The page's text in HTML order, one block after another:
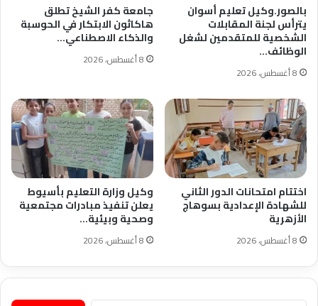
بالصور.وكيل تعليم أسوان
يترأس لجنة المقابلات
الشخصية للمتقدمين لشغل
الوظائف…
8 أغسطس، 2026
جامعة كفر الشيخ تطلق
هاكاثون الابتكار في الحوسبة
والذكاء الاصطناعي…
8 أغسطس، 2026
اختتام امتحانات الدور الثاني
للشهادة الإعدادية بسوهاج
الأزهرية
8 أغسطس، 2026
وكيل وزارة التعليم بأسيوط
يعلن تنفيذ مبادرات مجتمعية
وصحية وبيئية…
8 أغسطس، 2026